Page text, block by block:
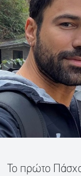
Το πρώτο